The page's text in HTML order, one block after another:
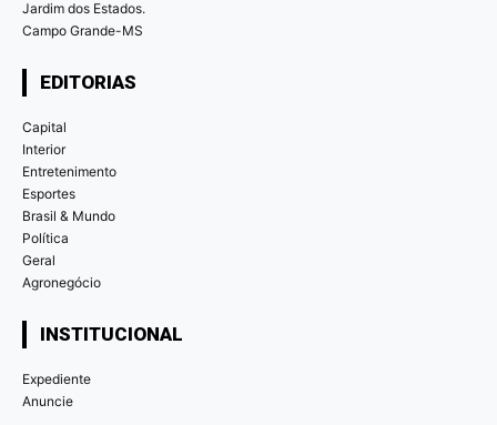
Jardim dos Estados.
Campo Grande-MS
EDITORIAS
Capital
Interior
Entretenimento
Esportes
Brasil & Mundo
Política
Geral
Agronegócio
INSTITUCIONAL
Expediente
Anuncie